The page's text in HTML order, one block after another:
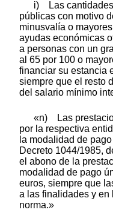
i) Las
públicas con motivo
minusvalía o
ayudas económicas
a personas con un
al 65 por 100 o
financiar su estancia
siempre que el resto
del salario mínimo
«n) Las
por la respectiva
la modalidad de
Decreto 1044/1985,
el abono de la
modalidad de pago
euros, siempre que
a las finalidades y en
norma.»